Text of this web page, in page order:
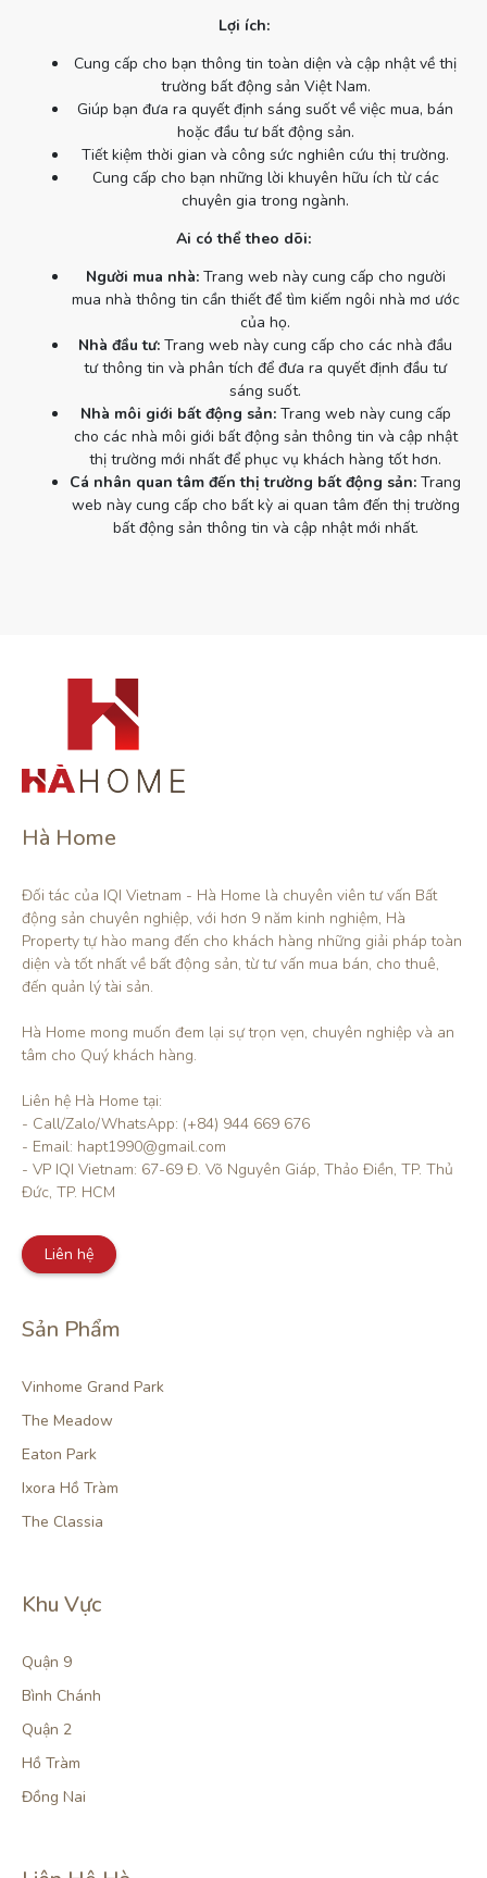
Lợi ích:
Cung cấp cho bạn thông tin toàn diện và cập nhật về thị
trường bất động sản Việt Nam.
Giúp bạn đưa ra quyết định sáng suốt về việc mua, bán
hoặc đầu tư bất động sản.
Tiết kiệm thời gian và công sức nghiên cứu thị trường.
Cung cấp cho bạn những lời khuyên hữu ích từ các
chuyên gia trong ngành.
Ai có thể theo dõi:
Người mua nhà:Trang web này cung cấp cho người
mua nhà thông tin cần thiết để tìm kiếm ngôi nhà mơ ước
của họ.
Nhà đầu tư: Trang web này cung cấp cho các nhà đầu
tư thông tin và phân tích để đưa ra quyết định đầu tư
sáng suốt.
Nhà môi giới bất động sản:Trang web này cung cấp
cho các nhà môi giới bất động sản thông tin và cập nhật
thị trường mới nhất để phục vụ khách hàng tốt hơn.
Cá nhân quan tâm đến thị trường bất động sản: Trang
web này cung cấp cho bất kỳ ai quan tâm đến thị trường
bất động sản thông tin và cập nhật mới nhất.
Hà Home
Đối tác của IQI Vietnam - Hà Home là chuyên viên tư vấn Bất
động sản chuyên nghiệp, với hơn 9 năm kinh nghiệm, Hà
Property tự hào mang đến cho khách hàng những giải pháp toàn
diện và tốt nhất về bất động sản, từ tư vấn mua bán, cho thuê,
đến quản lý tài sản.
Hà Home mong muốn đem lại sự trọn vẹn, chuyên nghiệp và an
tâm cho Quý khách hàng.
Liên hệ Hà Home tại:
- Call/Zalo/WhatsApp: (+84) 944 669 676
- Email: hapt1990@gmail.com
- VP IQI Vietnam: 67-69 Đ. Võ Nguyên Giáp, Thảo Điền, TP. Thủ
Đức, TP. HCM
Liên hệ
Sản Phẩm
Vinhome Grand Park
The Meadow
Eaton Park
Ixora Hồ Tràm
The Classia
Khu Vực
Quận 9
Bình Chánh
Quận 2
Hồ Tràm
Đồng Nai